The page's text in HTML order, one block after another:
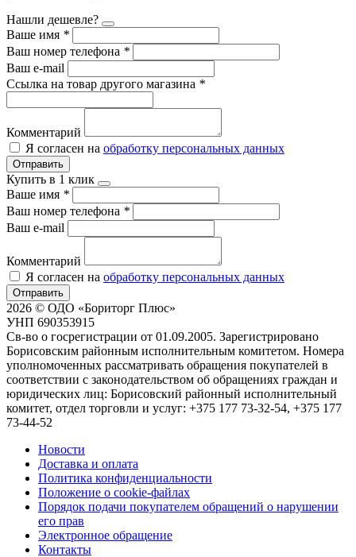
Нашли дешевле?
Ваше имя *
Ваш номер телефона *
Ваш e-mail
Ссылка на товар другого магазина *
Комментарий
Я согласен на обработку персональных данных
Отправить
Купить в 1 клик
Ваше имя *
Ваш номер телефона *
Ваш e-mail
Комментарий
Я согласен на обработку персональных данных
Отправить
2026 © ОДО «Бориторг Плюс»
УНП 690353915
Св-во о госрегистрации от 01.09.2005. Зарегистрировано
Борисовским районным исполнительным комитетом. Номера
уполномоченных рассматривать обращения покупателей в
соответствии с законодательством об обращениях граждан и
юридических лиц: Борисовский районный исполнительный
комитет, отдел торговли и услуг: +375 177 73-32-54, +375 177
73-44-52
Новости
Доставка и оплата
Политика конфиденциальности
Положение о cookie-файлах
Порядок подачи покупателем обращений о нарушении
его прав
Электронное обращение
Контакты